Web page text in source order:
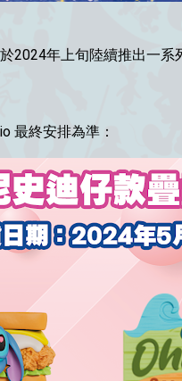
2024年上旬陸續推出一
最終安排為準：